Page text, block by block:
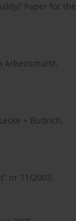
Paper for the
Arbeitsmarkt,
+ Budrich,
nr 11/2003.